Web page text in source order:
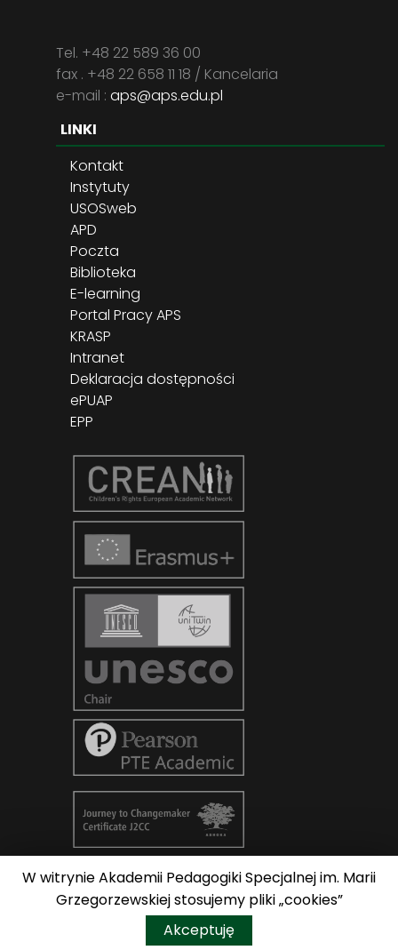
Tel. +48 22 589 36 00
fax . +48 22 658 11 18 / Kancelaria
e-mail : aps@aps.edu.pl
LINKI
Kontakt
Instytuty
USOSweb
APD
Poczta
Biblioteka
E-learning
Portal Pracy APS
KRASP
Intranet
Deklaracja dostępności
ePUAP
EPP
© Copyright 2026AKADEMIA
PEDAGOGIKI SPECJALNEJ im. Marii
Grzegorzewskiej
W witrynie Akademii Pedagogiki Specjalnej im. Marii
Grzegorzewskiej stosujemy pliki „cookies”
Akceptuję